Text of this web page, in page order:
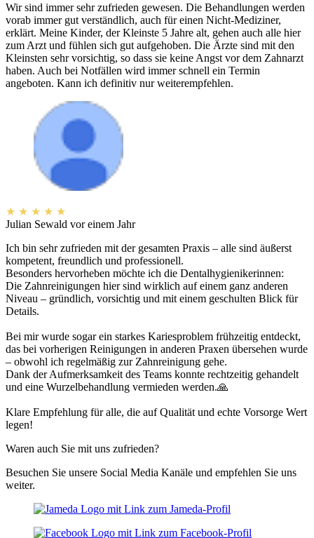
Wir sind immer sehr zufrieden gewesen. Die Behandlungen werden
vorab immer gut verständlich, auch für einen Nicht-Mediziner,
erklärt. Meine Kinder, der Kleinste 5 Jahre alt, gehen auch alle hier
zum Arzt und fühlen sich gut aufgehoben. Die Ärzte sind mit den
Kleinsten sehr vorsichtig, so dass sie keine Angst vor dem Zahnarzt
haben. Auch bei Notfällen wird immer schnell ein Termin
angeboten. Kann ich definitiv nur weiterempfehlen.
★ ★ ★ ★ ★
Julian Sewald vor einem Jahr
Ich bin sehr zufrieden mit der gesamten Praxis – alle sind äußerst
kompetent, freundlich und professionell.
Besonders hervorheben möchte ich die Dentalhygienikerinnen:
Die Zahnreinigungen hier sind wirklich auf einem ganz anderen
Niveau – gründlich, vorsichtig und mit einem geschulten Blick für
Details.
Bei mir wurde sogar ein starkes Kariesproblem frühzeitig entdeckt,
das bei vorherigen Reinigungen in anderen Praxen übersehen wurde
– obwohl ich regelmäßig zur Zahnreinigung gehe.
Dank der Aufmerksamkeit des Teams konnte rechtzeitig gehandelt
und eine Wurzelbehandlung vermieden werden.🙏
Klare Empfehlung für alle, die auf Qualität und echte Vorsorge Wert
legen!
Waren auch Sie mit uns zufrieden?
Besuchen Sie unsere Social Media Kanäle und empfehlen Sie uns
weiter.